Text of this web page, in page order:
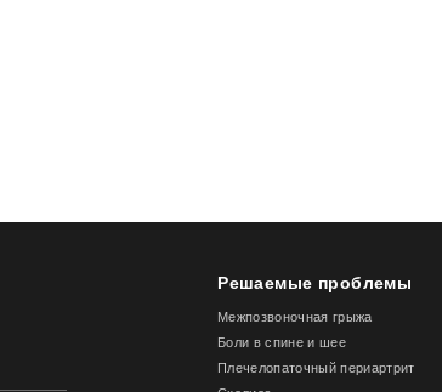
Решаемые проблемы
Межпозвоночная грыжа
Боли в спине и шее
Плечелопаточный периартрит